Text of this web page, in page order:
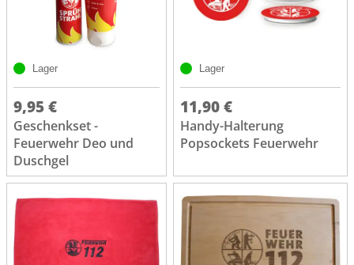
Lager
9,95 €
Geschenkset -
Feuerwehr Deo und
Duschgel
Lager
11,90 €
Handy-Halterung
Popsockets Feuerwehr